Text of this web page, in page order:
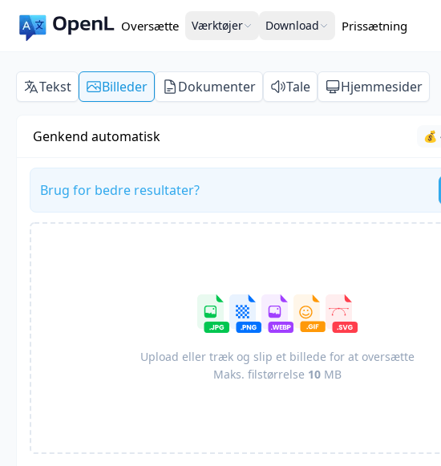
Oversætte Værktøjer Download Prissætning
Tekst Billeder Dokumenter Tale Hjemmesider
Genkend automatisk 💰
Brug for bedre resultater?
Upload eller træk og slip et billede for at oversætte
Maks. filstørrelse 10 MB